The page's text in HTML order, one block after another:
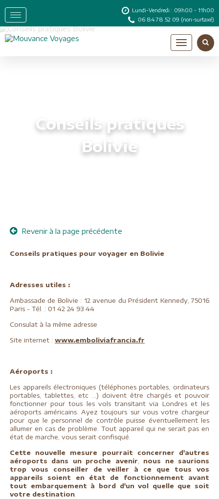
Lundi-Vendredi : 09h00 - 11h00
06 84 78 52 09 (non-surtaxé)
Conseils pratiques
Bolivie
Revenir à la page précédente
Conseils pratiques pour voyager en Bolivie
Adresses utiles :
Ambassade de Bolivie : 12 avenue du Président Kennedy, 75016
Paris - Tél. : 01 42 24 93 44
Consulat à la même adresse
Site internet : www.emboliviafrancia.fr
Aéroports :
Les appareils électroniques (téléphones portables, ordinateurs
portables, tablettes, etc ...) doivent être chargés et pouvoir
fonctionner pour tous les vols transitant via Londres et les
aéroports américains. Ayez toujours sur vous votre chargeur
pour que le personnel de contrôle puisse éventuellement les
allumer en cas de problème. Tout appareil qui ne serait pas en
état de marche, vous serait confisqué.
Cette nouvelle mesure pourrait concerner d'autres
aéroports dans un proche avenir, nous ne saurions
trop vous conseiller de veiller à ce que tous vos
appareils soient en état de fonctionnement avant
tout embarquement à bord d'un vol quelle que soit
votre destination.